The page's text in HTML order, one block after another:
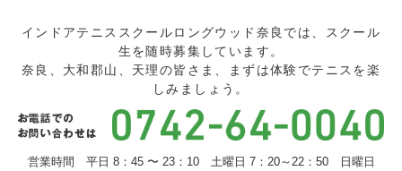
インドアテニススクールロングウッド奈良では、スクール
生を随時募集しています。
奈良、大和郡山、天理の皆さま、まずは体験でテニスを楽
しみましょう。
営業時間 平日 8：45 〜 23：10 土曜日 7：20～22：50 日曜日